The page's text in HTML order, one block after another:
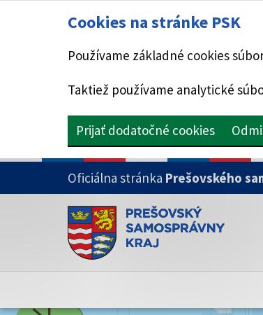
Cookies na stránke PSK
Používame základné cookies
Taktiež používame analytické
Prijať dodatočné cookies
PRESKOČIŤ NA HLAVNÝ OBSAH
Oficiálna stránka Prešovského
Doména psk.sk je oficiálna
Toto je oficiálna webová stránka